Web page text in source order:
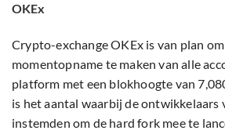
OKEx
Crypto-exchange OKEx is van plan
momentopname te maken van alle
platform met een blokhoogte van
is het aantal waarbij de ontwikkelaars
instemden om de hard fork mee te